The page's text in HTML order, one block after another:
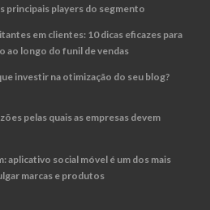
principais players do segmento
em clientes: 10 dicas eficazes para
ao longo do funil de vendas
investir na otimização do seu blog?
pelas quais as empresas devem
aplicativo social móvel é um dos mais
marcas e produtos